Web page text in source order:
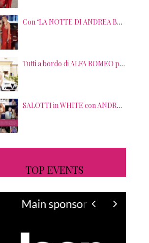
Con ‘LA NOTTE DI ANDREA BOCELLI’ l’ARENA si accende di musica e solidarietà! I SALOTTI DEL GUSTO conquistano tutti; tra gli ospiti, RICHARD GERE
Tutti a bordo di ALFA ROMEO per la seconda edizione di STRADE STELLATE con le gourmet experience SALOTTI DEL GUSTO
SALOTTI in WHITE con ANDREA BOCELLI! Tra gli ospiti NICOLAS CAGE, RAOUL BOVA, SHARON STONE e RANJA DI GIORDANIA
TOP EVENTS